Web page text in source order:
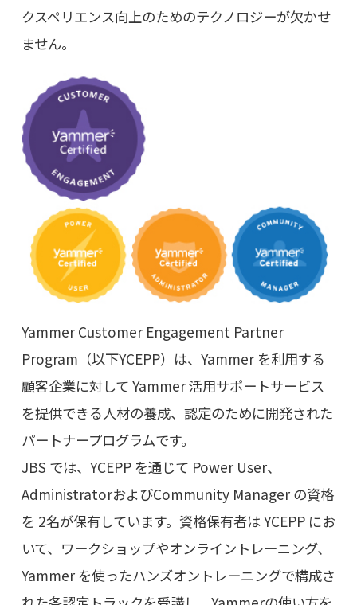
クスペリエンス向上のためのテクノロジーが欠かせ
ません。
Yammer Customer Engagement Partner
Program（以下YCEPP）は、Yammer を利用する
顧客企業に対して Yammer 活用サポートサービス
を提供できる人材の養成、認定のために開発された
パートナープログラムです。
JBS では、YCEPP を通じて Power User、
AdministratorおよびCommunity Manager の資格
を 2名が保有しています。資格保有者は YCEPP にお
いて、ワークショップやオンライントレーニング、
Yammer を使ったハンズオントレーニングで構成さ